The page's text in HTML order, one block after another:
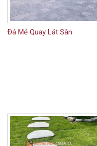
Đá Mẻ Quay Lát Sân